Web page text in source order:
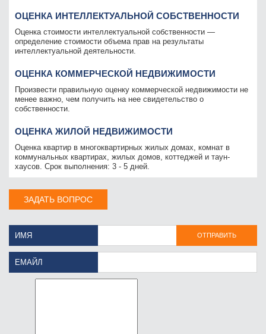
ОЦЕНКА ИНТЕЛЛЕКТУАЛЬНОЙ СОБСТВЕННОСТИ
Оценка стоимости интеллектуальной собственности —
определение стоимости объема прав на результаты
интеллектуальной деятельности.
ОЦЕНКА КОММЕРЧЕСКОЙ НЕДВИЖИМОСТИ
Произвести правильную оценку коммерческой недвижимости не
менее важно, чем получить на нее свидетельство о
собственности.
ОЦЕНКА ЖИЛОЙ НЕДВИЖИМОСТИ
Оценка квартир в многоквартирных жилых домах, комнат в
коммунальных квартирах, жилых домов, коттеджей и таун-
хаусов. Срок выполнения: 3 - 5 дней.
ЗАДАТЬ ВОПРОС
ИМЯ
ЕМАЙЛ
ОТПРАВИТЬ